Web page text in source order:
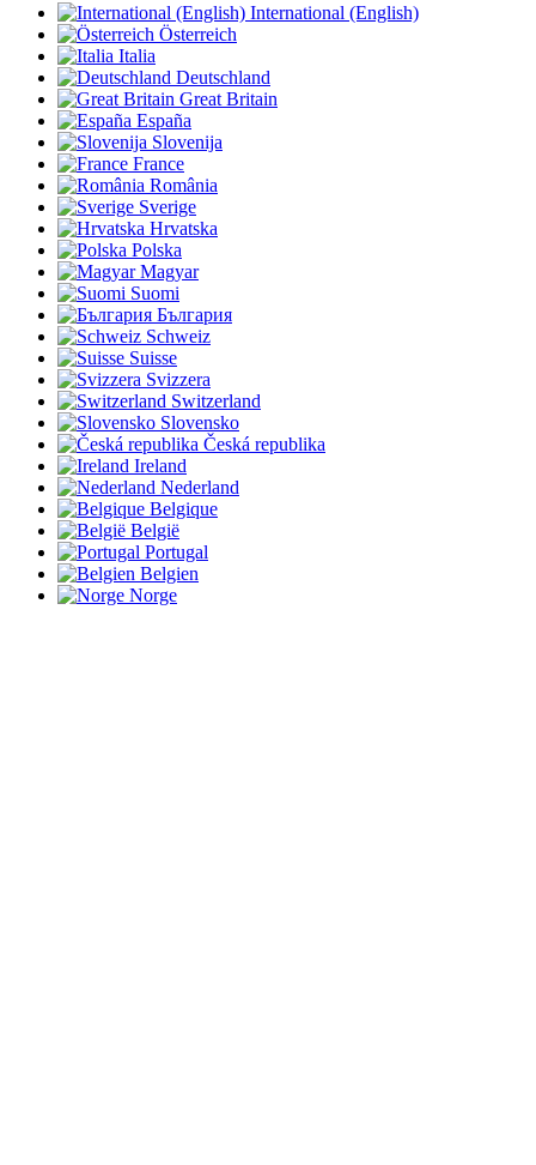
International (English)
Österreich
Italia
Deutschland
Great Britain
España
Slovenija
France
România
Sverige
Hrvatska
Polska
Magyar
Suomi
България
Schweiz
Suisse
Svizzera
Switzerland
Slovensko
Česká republika
Ireland
Nederland
Belgique
België
Portugal
Belgien
Norge